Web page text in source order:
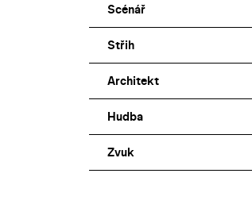
Scénář
Střih
Architekt
Hudba
Zvuk